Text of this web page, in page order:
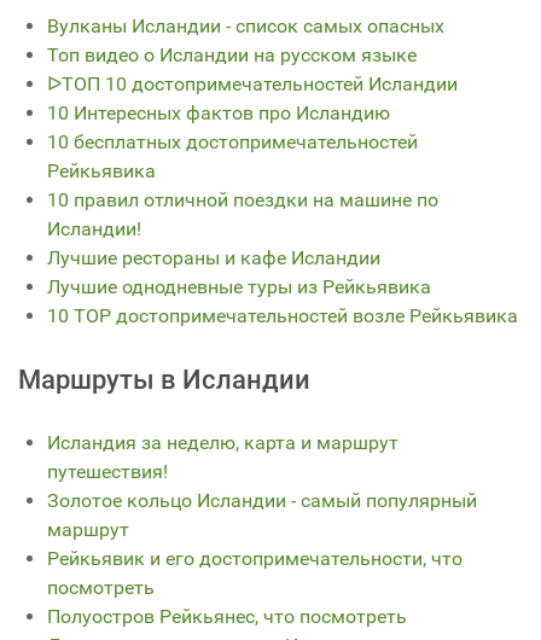
Вулканы Исландии - список самых опасных
Топ видео о Исландии на русском языке
ᐅТОП 10 достопримечательностей Исландии
10 Интересных фактов про Исландию
10 бесплатных достопримечательностей
Рейкьявика
10 правил отличной поездки на машине по
Исландии!
Лучшие рестораны и кафе Исландии
Лучшие однодневные туры из Рейкьявика
10 TOP достопримечательностей возле Рейкьявика
Маршруты в Исландии
Исландия за неделю, карта и маршрут
путешествия!
Золотое кольцо Исландии - самый популярный
маршрут
Рейкьявик и его достопримечательности, что
посмотреть
Полуостров Рейкьянес, что посмотреть